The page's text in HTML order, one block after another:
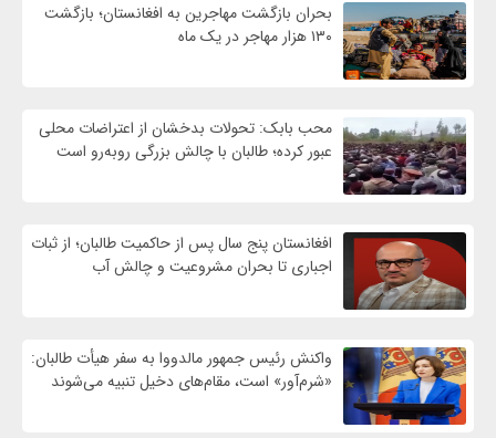
بحران بازگشت مهاجرین به افغانستان؛ بازگشت
۱۳۰ هزار مهاجر در یک ماه
محب بابک: تحولات بدخشان از اعتراضات محلی
عبور کرده؛ طالبان با چالش بزرگی روبه‌رو است
افغانستان پنج سال پس از حاکمیت طالبان؛ از ثبات
اجباری تا بحران مشروعیت و چالش آب
واکنش رئیس جمهور مالدووا به سفر هیأت طالبان:
«شرم‌آور» است، مقام‌های دخیل تنبیه می‌شوند